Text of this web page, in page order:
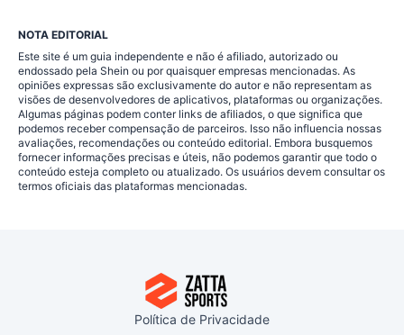
NOTA EDITORIAL
Este site é um guia independente e não é afiliado, autorizado ou
endossado pela Shein ou por quaisquer empresas mencionadas. As
opiniões expressas são exclusivamente do autor e não representam as
visões de desenvolvedores de aplicativos, plataformas ou organizações.
Algumas páginas podem conter links de afiliados, o que significa que
podemos receber compensação de parceiros. Isso não influencia nossas
avaliações, recomendações ou conteúdo editorial. Embora busquemos
fornecer informações precisas e úteis, não podemos garantir que todo o
conteúdo esteja completo ou atualizado. Os usuários devem consultar os
termos oficiais das plataformas mencionadas.
Política de Privacidade